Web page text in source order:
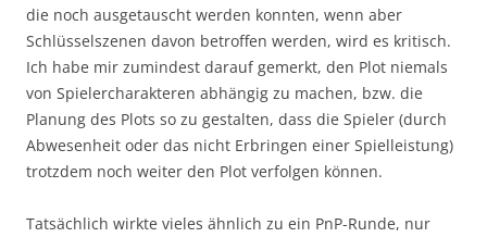
die noch ausgetauscht werden konnten, wenn aber
Schlüsselszenen davon betroffen werden, wird es kritisch.
Ich habe mir zumindest darauf gemerkt, den Plot niemals
von Spielercharakteren abhängig zu machen, bzw. die
Planung des Plots so zu gestalten, dass die Spieler (durch
Abwesenheit oder das nicht Erbringen einer Spielleistung)
trotzdem noch weiter den Plot verfolgen können.
Tatsächlich wirkte vieles ähnlich zu ein PnP-Runde, nur